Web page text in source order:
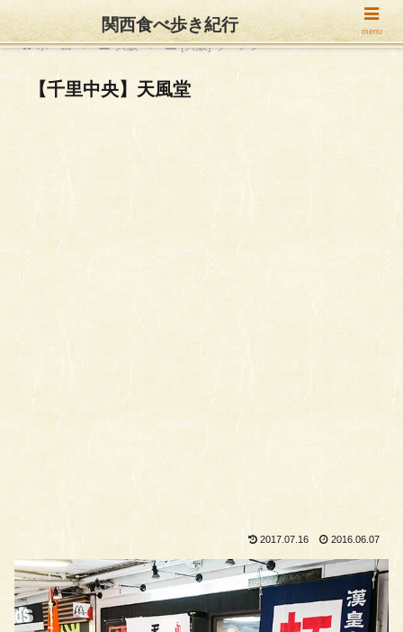
ホーム 大阪 [大阪] ラーメン
【千里中央】天風堂
2017.07.16 2016.06.07
関西食べ歩き紀行 menu